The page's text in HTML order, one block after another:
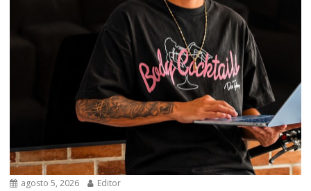
agosto 5, 2026 Editor